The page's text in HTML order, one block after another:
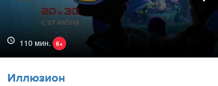
110 мин. 6+
Иллюзион